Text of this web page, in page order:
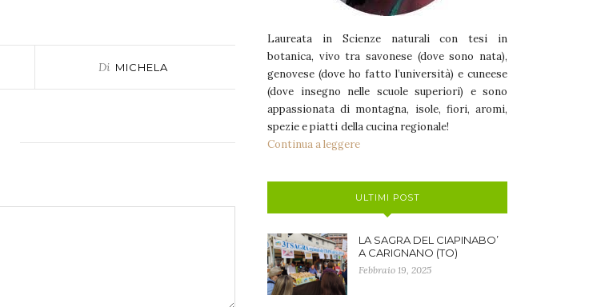
Di MICHELA
Laureata in Scienze naturali con tesi in
botanica, vivo tra savonese (dove sono nata),
genovese (dove ho fatto l’università) e cuneese
(dove insegno nelle scuole superiori) e sono
appassionata di montagna, isole, fiori, aromi,
spezie e piatti della cucina regionale!
Continua a leggere
ULTIMI POST
LA SAGRA DEL CIAPINABO’
A CARIGNANO (TO)
Febbraio 19, 2025